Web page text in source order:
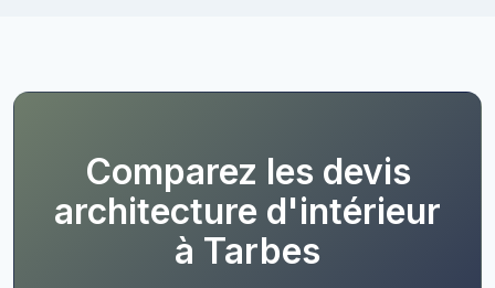
Comparez les devis
architecture d'intérieur
à Tarbes